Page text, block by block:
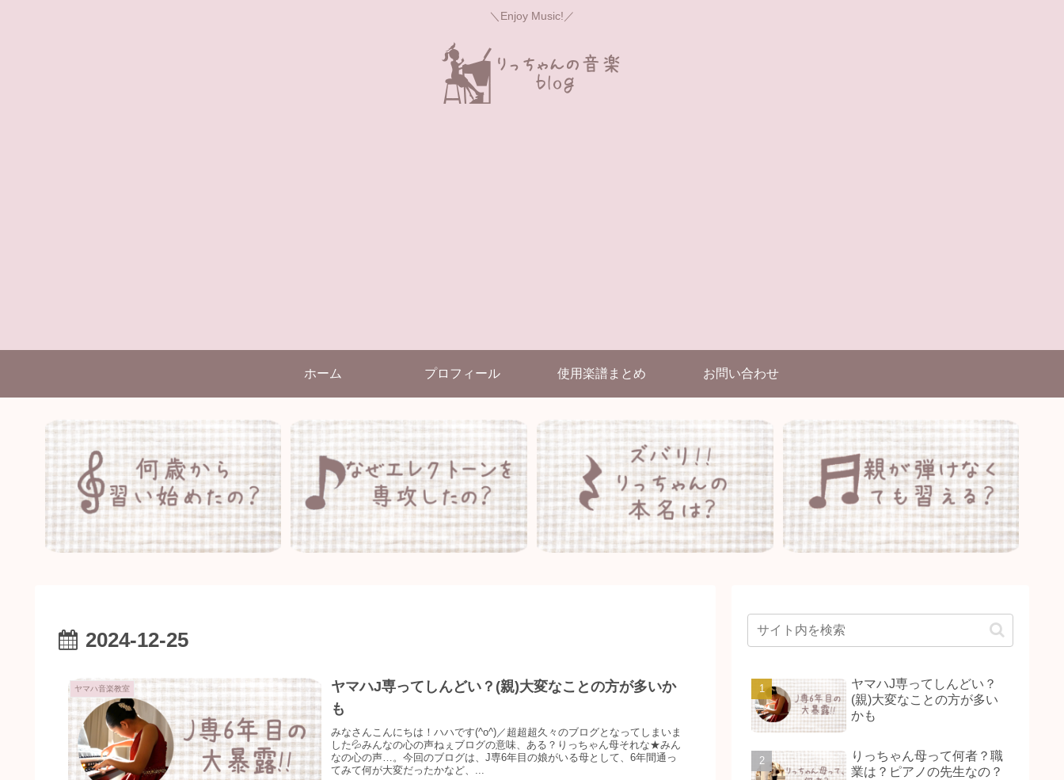
＼Enjoy Music!／
ホーム プロフィール 使用楽譜まとめ お問い合わせ
2024-12-25
ヤマハ音楽教室
ヤマハJ専ってしんどい？(親)大変なことの方が多いか
も
みなさんこんにちは！ハハです(^o^)／超超超久々のブログとなってしまいま
した💦みんなの心の声ねぇブログの意味、ある？りっちゃん母それな★みん
なの心の声…。今回のブログは、J専6年目の娘がいる母として、6年間通っ
てみて何が大変だったかなど、...
ヤマハJ専ってしんどい？
(親)大変なことの方が多い
かも
りっちゃん母って何者？職
業は？ピアノの先生なの？